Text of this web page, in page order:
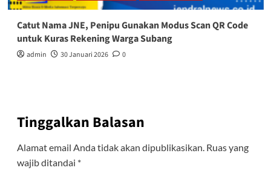
Catut Nama JNE, Penipu Gunakan Modus Scan QR Code
untuk Kuras Rekening Warga Subang
admin 30 Januari 2026 0
Tinggalkan Balasan
Alamat email Anda tidak akan dipublikasikan. Ruas yang
wajib ditandai *